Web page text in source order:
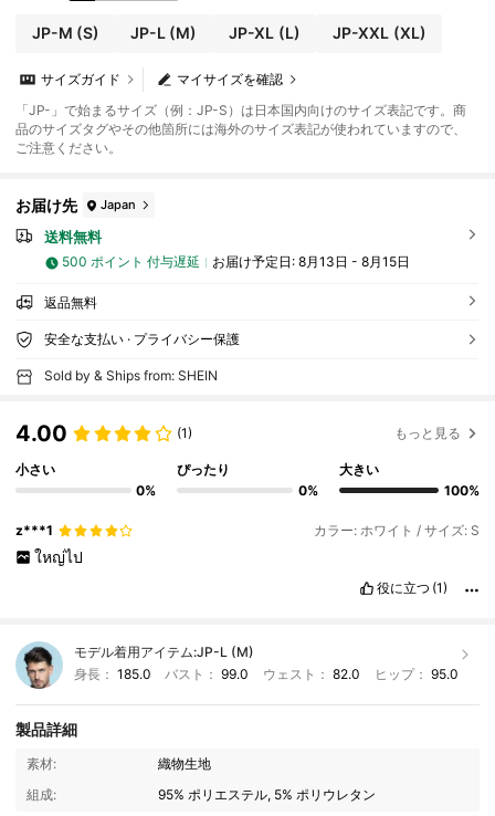
JP-M (S) JP-L (M) JP-XL (L) JP-XXL (XL)
マイサイズを確認
サイズガイド
「JP-」で始まるサイズ（例：JP-S）は日本国内向けのサイズ表記です。商
品のサイズタグやその他箇所には海外のサイズ表記が使われていますので、
ご注意ください。
お届け先 Japan
送料無料
500 ポイント 付与遅延 お届け予定日: 8月13日 - 8月15日
返品無料
安全な支払い · プライバシー保護
Sold by & Ships from: SHEIN
4.00 (1) もっと見る
小さい
0%
ぴったり
0%
大きい
100%
z***1 カラー: ホワイト / サイズ: S
ใหญ่ไป
役に立つ (1)
モデル着用アイテム:JP-L (M)
身長： 185.0 バスト：99.0 ウェスト： 82.0 ヒップ： 95.0
製品詳細
素材:
織物生地
組成:
95% ポリエステル, 5% ポリウレタン
49K フォロワー